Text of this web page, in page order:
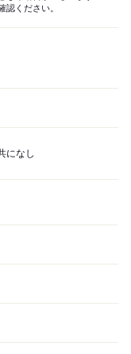
認ください。
になし